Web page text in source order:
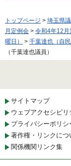
トップページ > 埼玉県
月定例会 > 令和4年12月
曜日）
> 千葉達也（自民
（千葉達也議員）
サイトマップ
ウェブアクセシビリ
プライバシーポリ
著作権・リンクにつ
関係機関リンク集